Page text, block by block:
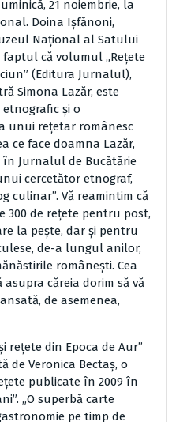
21 noiembrie, la
Doina Işfănoni,
Naţional al Satului
faptul că volumul „Reţete
(Editura Jurnalul),
Simona Lazăr, este
şi o
unui reţetar românesc
ce face doamna Lazăr,
în Jurnalul de Bucătărie
cercetător etnograf,
culinar”. Vă reamintim că
300 de reţete pentru post,
la peşte, dar şi pentru
de-a lungul anilor,
româneşti. Cea
căreia dorim să vă
de asemenea,
reţete din Epoca de Aur”
de Veronica Bectaş, o
publicate în 2009 în
„O superbă carte
pe timp de